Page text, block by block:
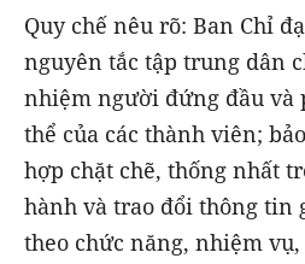
Quy chế nêu rõ: Ban Chỉ
nguyên tắc tập trung dân
nhiệm người đứng đầu và
thể của các thành viên;
hợp chặt chẽ, thống nhất
hành và trao đổi thông tin
theo chức năng, nhiệm